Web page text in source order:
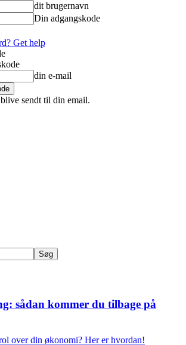
dit brugernavn
Din adgangskode
Get help
din e-mail
sendt til din email.
sådan kommer du tilbage på